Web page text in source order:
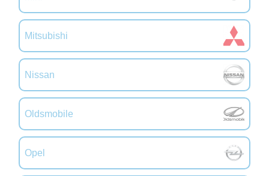
Mitsubishi
Nissan
Oldsmobile
Opel